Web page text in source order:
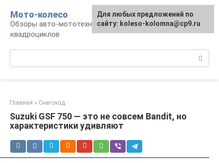
контенту
Мото-колесо
Обзоры авто-мототехники, снегоходов,
квадроциклов
Главная » Снегоход
Suzuki GSF 750 — это не совсем Bandit, но
характеристики удивляют
Для любых предложений по
сайту: koleso-kolomna@cp9.ru